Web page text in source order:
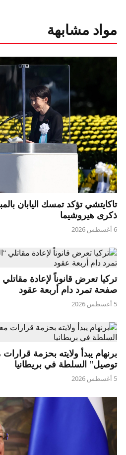
مواد مشابهة
تاكايتشي تؤكد تمسك اليابان
ذكرى هيروشيما
6 أغسطس 2026
تركيا تعرض قانوناً لإعادة
صفحة تمرد دام أربعة عقود
5 أغسطس 2026
برنهام يبدأ ولايته بحزمة
توصيل” السلطة في بريطانيا
5 أغسطس 2026